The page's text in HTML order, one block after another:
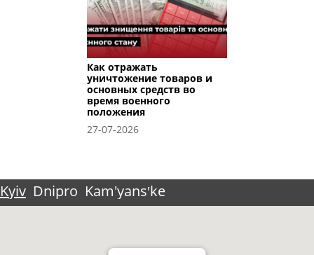
Как отражать
уничтожение товаров и
основных средств во
время военного
положения
27-07-2026
Kyiv Dnipro Kam'yansʹke